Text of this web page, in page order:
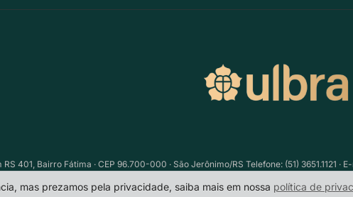
401, Bairro Fátima · CEP 96.700-000 · São Jerônimo/RS Telefone: (51) 3651.1121 ·
mas prezamos pela privacidade, saiba mais em nossa política de